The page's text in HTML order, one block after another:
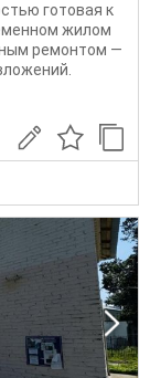
готовая к
жилом
ремонтом —